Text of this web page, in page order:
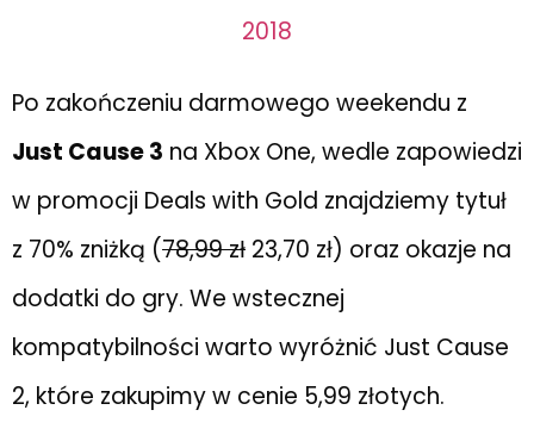
2018
Po zakończeniu darmowego weekendu z
Just Cause 3 na Xbox One, wedle zapowiedzi
w promocji Deals with Gold znajdziemy tytuł
z 70% zniżką (78,99 zł 23,70 zł) oraz okazje na
dodatki do gry. We wstecznej
kompatybilności warto wyróżnić Just Cause
2, które zakupimy w cenie 5,99 złotych.